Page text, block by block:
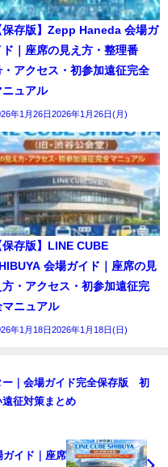
保存版】Zepp Haneda 会場ガ
ド｜座席の見え方・整理番
・アクセス・初参加遠征完全
ニュアル
年1月26日2026年1月26日(月)
保存版】LINE CUBE
会場ガイド｜座席の見
方・アクセス・初参加遠征完
マニュアル
年1月18日2026年1月18日(日)
ー｜会場ガイド完全保存版 初
征対策まとめ
ガイド｜座席